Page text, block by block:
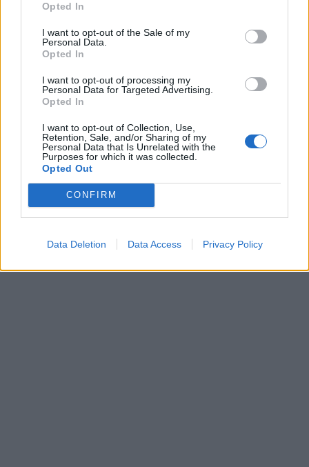
Opted In
I want to opt-out of the Sale of my
Personal Data.
Opted In
I want to opt-out of processing my
Personal Data for Targeted Advertising.
Opted In
I want to opt-out of Collection, Use,
Retention, Sale, and/or Sharing of my
Personal Data that Is Unrelated with the
Purposes for which it was collected.
Opted Out
CONFIRM
Data Deletion Data Access Privacy Policy